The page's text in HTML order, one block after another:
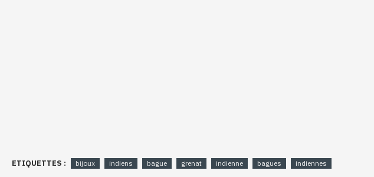
ETIQUETTES : bijoux indiens bague grenat indienne bagues indiennes